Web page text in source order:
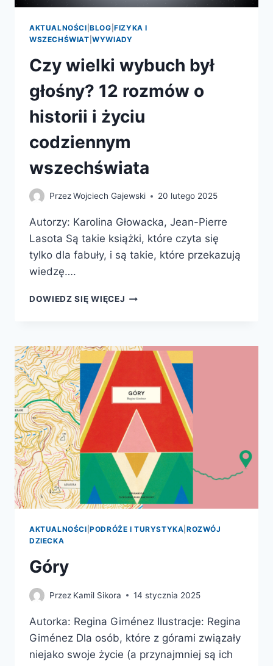
AKTUALNOŚCI |BLOG |FIZYKA I
WSZECHŚWIAT |WYWIADY
Czy wielki wybuch był
głośny? 12 rozmów o
historii i życiu
codziennym
wszechświata
PrzezWojciech Gajewski 20 lutego 2025
Autorzy: Karolina Głowacka, Jean-Pierre
Lasota Są takie książki, które czyta się
tylko dla fabuły, i są takie, które przekazują
wiedzę….
DOWIEDZ SIĘ WIĘCEJ CZY
GŁOŚNY?
ROZMÓW
O
HISTORII
ŻYCIU
CODZIENNYM
WSZECHŚWIATA
AKTUALNOŚCI |PODRÓŻE I TURYSTYKA |ROZWÓJ
DZIECKA
Góry
Przez Kamil Sikora 14 stycznia 2025
Autorka: Regina Giménez Ilustracje: Regina
Giménez Dla osób, które z górami związały
niejako swoje życie (a przynajmniej są ich